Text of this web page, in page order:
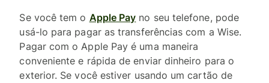
Se você tem o Apple Pay no seu telefone, pode
usá-lo para pagar as transferências com a Wise.
Pagar com o Apple Pay é uma maneira
conveniente e rápida de enviar dinheiro para o
exterior. Se você estiver usando um cartão de